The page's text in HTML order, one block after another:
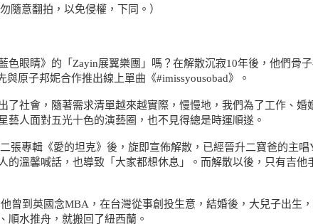
隨意翻拍，以免侵權，下同。）
色眼睛》的「Zayin展翼樂團」嗎？在解散沉寂10年後，他們骨
原子邦妮合作推出線上單曲《#imissyousobad》。
社會，隨著需求清單越來越實際，慢慢地，我們為了工作、
人面對五光十色的演藝圈，也不見得總是時運順遂。
張專輯《愛的坦克》後，旋即宣佈解散，已經晉升二寶爸的主
溫馨喊話，也導致「大家都想休息」。而解散以後，只有吉
曾到英國念MBA，在台灣從事創投生意，結婚後，大兒子出生
順水推舟，就搬回了紐西蘭。